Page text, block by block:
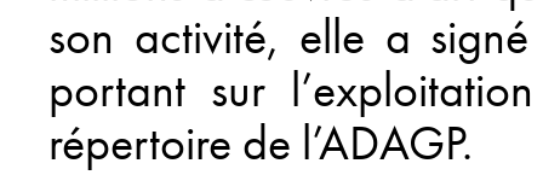
son activité, elle a signé
portant sur
répertoire de l’ADAGP.